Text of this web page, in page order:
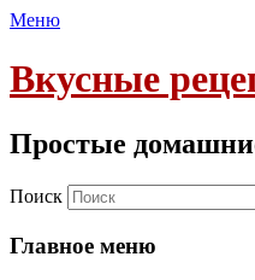
Меню
Вкусные
Простые
Поиск
Главное меню